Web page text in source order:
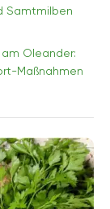
Samtmilben
Oleander:
Maßnahmen